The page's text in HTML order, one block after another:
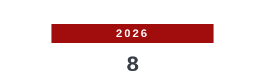
2026
8